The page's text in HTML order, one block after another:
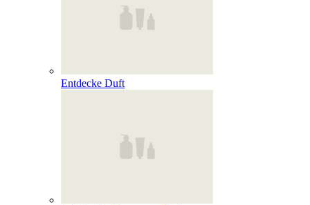
Entdecke Duft